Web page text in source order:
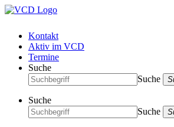
Kontakt
Aktiv im VCD
Termine
Suche
Suche
Suche
Suche